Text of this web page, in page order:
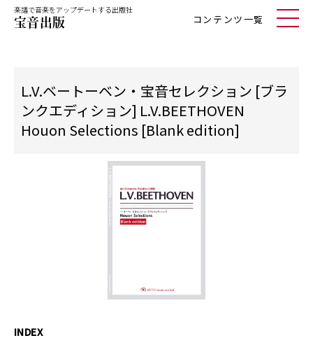
楽譜で音楽をアップデートする出版社
コンテンツ一覧
L.V.ベートーベン・宝音セレクション [ブラ
ンクエディション] L.V.BEETHOVEN
Houon Selections [Blank edition]
INDEX